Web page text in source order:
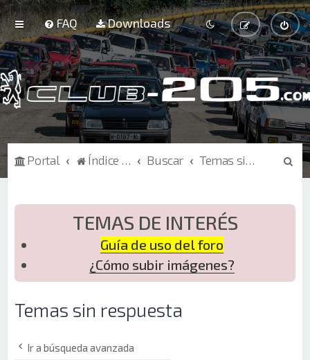
FAQ Downloads
Portal Índice de Foros Buscar Temas sin respuesta
B
TEMAS DE INTERÉS
Guía de uso del foro
¿Cómo subir imágenes?
Temas sin respuesta
Ir a búsqueda avanzada